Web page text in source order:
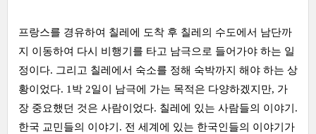
프랑스를 경유하여 칠레에 도착 후 칠레의 수도에서 남단까
지 이동하여 다시 비행기를 타고 남극으로 들어가야 하는 일
정이다. 그리고 칠레에서 숙소를 정해 숙박까지 해야 하는 상
황이었다. 1박 2일이 남극에 가는 목적은 다양하겠지만, 가
장 중요했던 것은 사람이었다. 칠레에 있는 사람들의 이야기.
한국 교민들의 이야기. 전 세계에 있는 한국인들의 이야기가